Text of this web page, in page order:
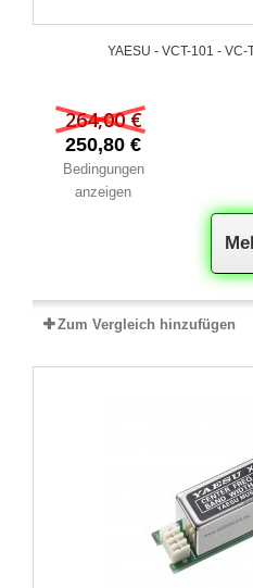
YAESU - VCT-101 -
264,00 €
250,80 €
Bedingungen
anzeigen
Zum Vergleich hinzufügen